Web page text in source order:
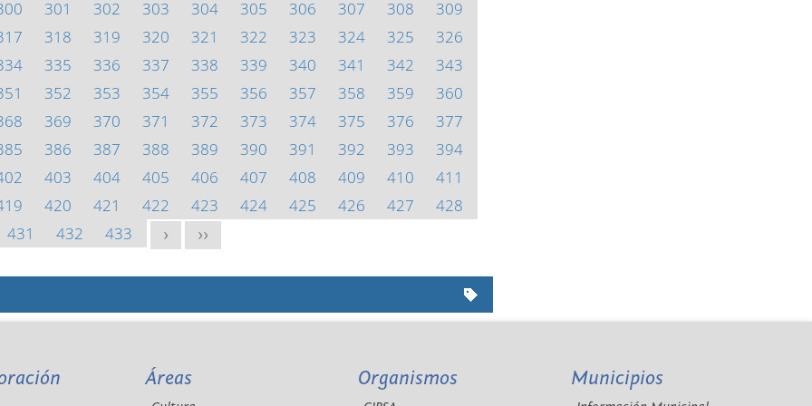
301 302 303 304 305 306 307 308
309
318 319 320 321 322 323 324 325
326
335 336 337 338 339 340 341 342
343
352 353 354 355 356 357 358 359
360
369 370 371 372 373 374 375 376
377
386 387 388 389 390 391 392 393
394
403 404 405 406 407 408 409 410
411
420 421 422 423 424 425 426 427
428
431
432 433 > >>
Áreas Organismos Municipios